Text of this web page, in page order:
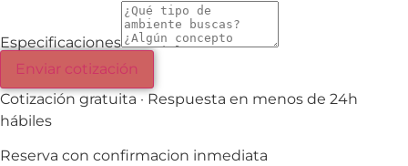
Especificaciones
Enviar cotización
Cotización gratuita · Respuesta en menos de 24h
hábiles
Reserva con confirmacion inmediata